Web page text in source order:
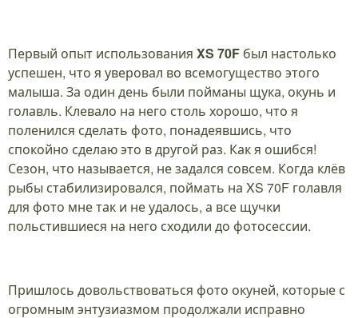
Первый опыт использования XS 70F был настолько
успешен, что я уверовал во всемогущество этого
малыша. За один день были пойманы щука, окунь и
голавль. Клевало на него столь хорошо, что я
поленился сделать фото, понадеявшись, что
спокойно сделаю это в другой раз. Как я ошибся!
Сезон, что называется, не задался совсем. Когда клёв
рыбы стабилизировался, поймать на XS 70F голавля
для фото мне так и не удалось, а все щучки
польстившиеся на него сходили до фотосессии.
Пришлось довольствоваться фото окуней, которые с
огромным энтузиазмом продолжали исправно